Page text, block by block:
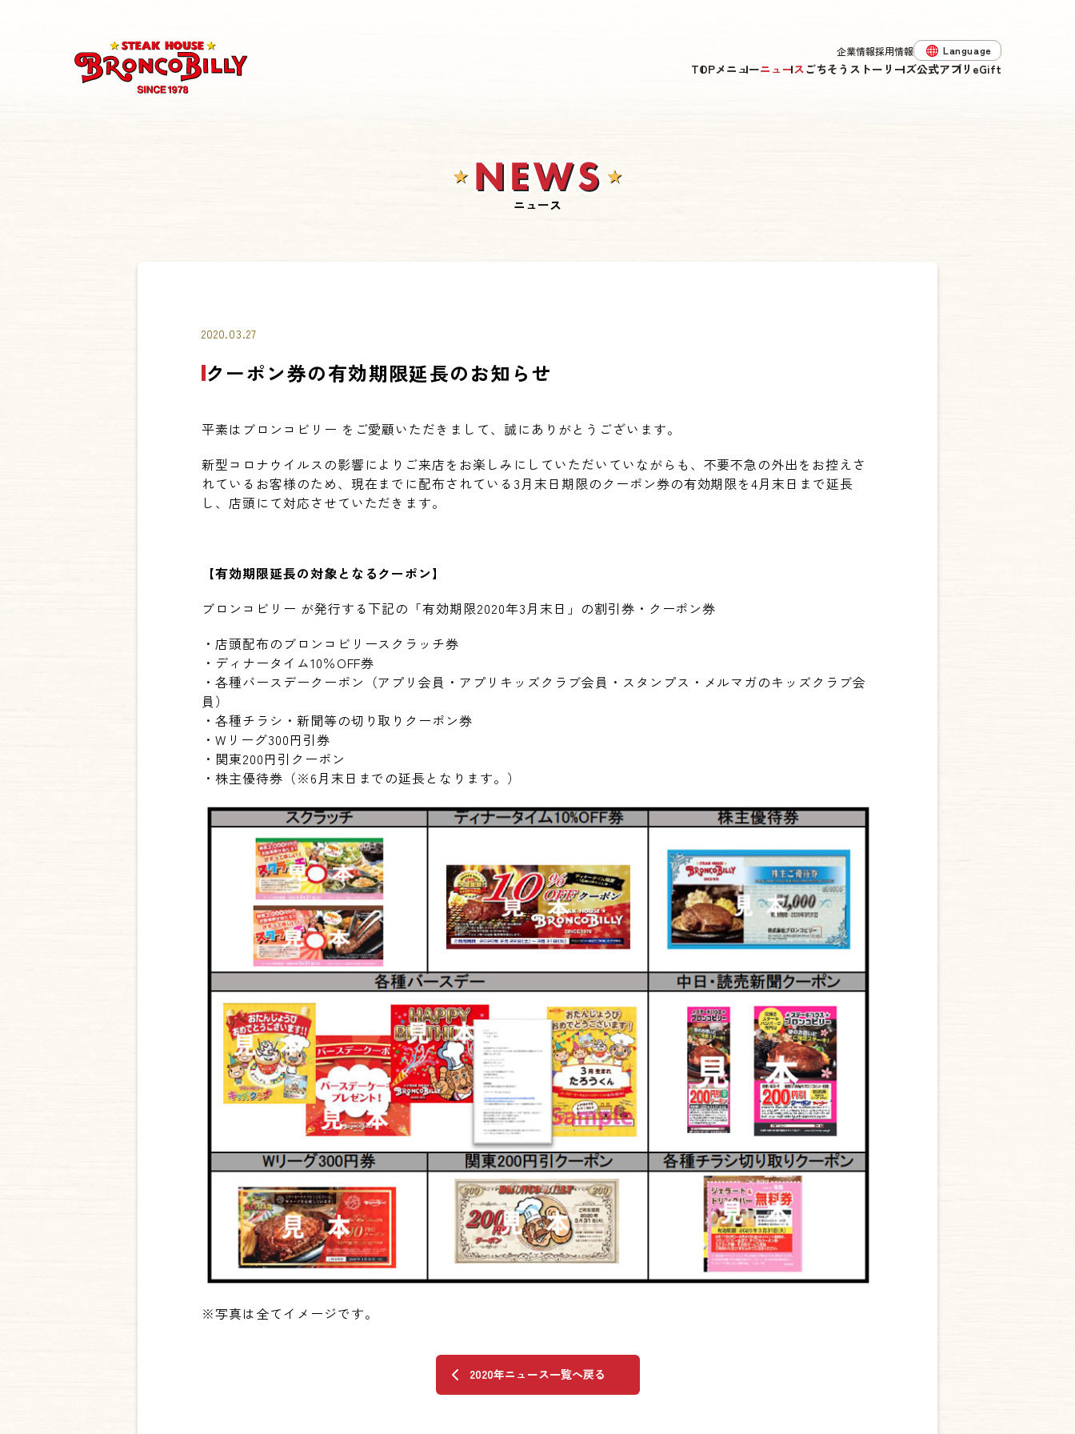
TOPメニューニュースごちそうストーリーズ公式アプリ eGift
企業情報採用情報 Language
한국어
ニュース
2020.03.27
クーポン券の有効期限延長のお知らせ
平素はブロンコビリー をご愛顧いただきまして、誠にありがとうございます。
新型コロナウイルスの影響によりご来店をお楽しみにしていただいていながらも、不要不急の外出をお控えさ
れているお客様のため、現在までに配布されている3月末日期限のクーポン券の有効期限を4月末日まで延長
し、店頭にて対応させていただきます。
【有効期限延長の対象となるクーポン】
ブロンコビリー が発行する下記の「有効期限2020年3月末日」の割引券・クーポン券
・店頭配布のブロンコビリースクラッチ券
・ディナータイム10％OFF券
・各種バースデークーポン（アプリ会員・アプリキッズクラブ会員・スタンプス・メルマガのキッズクラブ会
員）
・各種チラシ・新聞等の切り取りクーポン券
・Wリーグ300円引券
・関東200円引クーポン
・株主優待券（※6月末日までの延長となります。）
※写真は全てイメージです。
2020年ニュース一覧へ戻る